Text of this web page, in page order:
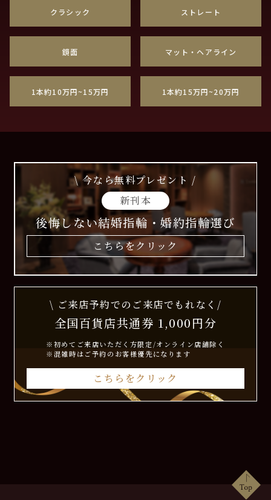
クラシック ストレート
鏡面 マット・ヘアライン
1本約10万円~15万円 1本約15万円~20万円
\ 今なら無料プレゼント /
新刊本
後悔しない結婚指輪・婚約指輪選び
こちらをクリック
\ ご来店予約でのご来店でもれなく/
全国百貨店共通券 1,000円分
※初めてご来店いただく方限定/オンライン店舗除く
※混雑時はご予約のお客様優先になります
こちらをクリック